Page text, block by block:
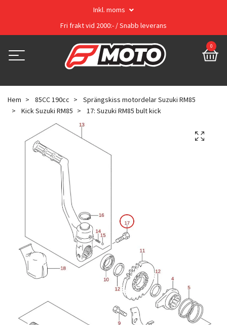
Inkl. moms
Fri frakt vid 2000:- / Snabb leverans
0
Hem 85CC 190cc
Sprängskiss motordelar Suzuki RM85
Kick Suzuki RM85
17: Suzuki RM85 bult kick